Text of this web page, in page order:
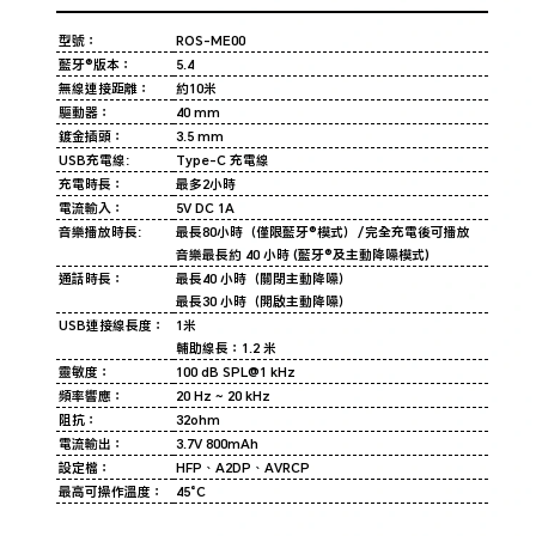
型號：
ROS-ME00
藍牙®版本：
5.4
無線連接距離：
約10米
驅動器：
40 mm
鍍金插頭：
3.5 mm
USB充電線:
Type-C 充電線
充電時長：
最多2小時
電流輸入：
5V DC 1A
音樂播放時長:
最長80小時（僅限藍牙®模式）／完全充電後可播放
音樂最長約 40 小時 (藍牙®及主動降噪模式)
通話時長：
最長40 小時（關閉主動降噪）
最長30 小時（開啟主動降噪）
USB連接線長度：
1米
輔助線長：1.2 米
靈敏度：
100 dB SPL@1 kHz
頻率響應：
20 Hz ~ 20 kHz
阻抗：
32ohm
電流輸出：
3.7V 800mAh
設定檔：
HFP、A2DP、AVRCP
最高可操作溫度：
45°C